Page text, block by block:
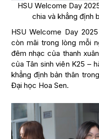
HSU Welcome Day
chia và khẳng định
HSU Welcome Day
còn mãi trong lòng mỗi
đêm nhạc của thanh
của Tân sinh viên K25 –
khẳng định bản thân
Đại học Hoa Sen.